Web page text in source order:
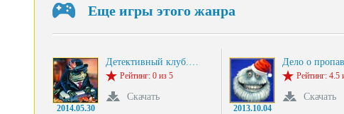
Еще игры этого жанра
2014.05.30
Детективный клуб.…
Рейтинг: 0 из 5
Скачать
2013.10.04
Дело о
Рейтинг: 4.5
Скачать